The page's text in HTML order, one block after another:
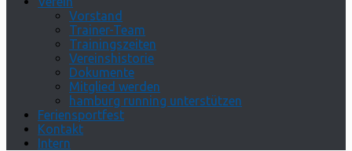
Vorstand
Trainer-Team
Trainingszeiten
Vereinshistorie
Dokumente
Mitglied werden
hamburg running unterstützen
Feriensportfest
Kontakt
Intern